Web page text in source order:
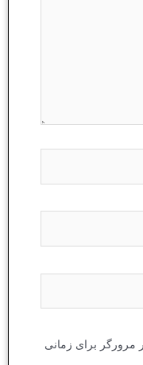
مرورگر برای زمانی